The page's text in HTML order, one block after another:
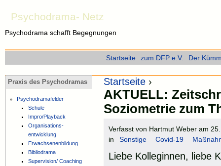
Psychodrama- Netz
Psychodrama schafft Begegnungen
Startseite ›
AKTUELL:
Soziometrie zum
Verfasst von Hartmut Weber am
in
Sonstige Covid-19
Liebe Kolleginnen, liebe
Startseite zum DFP e.V. Der
Praxis des Psychodramas
Psychodramafelder
Schule
Impro/Playback
Organisations-
entwicklung
Erwachsenenbildung
Bibliodrama
Supervision/ Coaching